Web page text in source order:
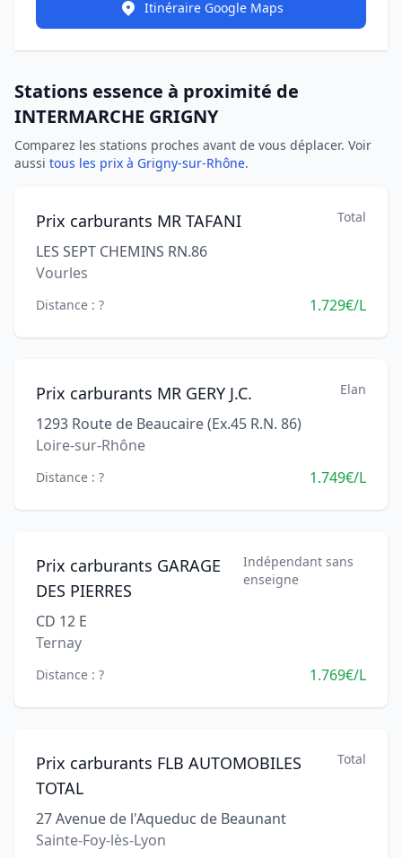
Itinéraire Google Maps
Stations essence à proximité de
INTERMARCHE GRIGNY
Comparez les stations proches avant de vous déplacer. Voir
aussi tous les prix à Grigny-sur-Rhône.
Prix carburants MR TAFANI Total
LES SEPT CHEMINS RN.86
Vourles
Distance : ? 1.729€/L
Prix carburants MR GERY J.C. Elan
1293 Route de Beaucaire (Ex.45 R.N. 86)
Loire-sur-Rhône
Distance : ? 1.749€/L
Prix carburants GARAGE
DES PIERRES
Indépendant sans
enseigne
CD 12 E
Ternay
Distance : ? 1.769€/L
Prix carburants FLB AUTOMOBILES
TOTAL
Total
27 Avenue de l'Aqueduc de Beaunant
Sainte-Foy-lès-Lyon